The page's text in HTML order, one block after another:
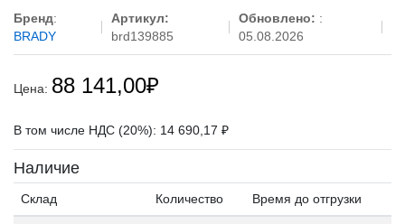
Бренд:
BRADY
Артикул:
brd139885
Обновлено: :
05.08.2026
Цена: 88 141,00₽
В том числе НДС (20%): 14 690,17 ₽
Наличие
Склад Количество Время до отгрузки